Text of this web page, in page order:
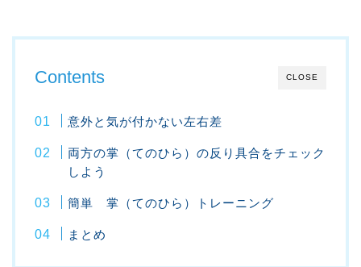
CLOSE
Contents
意外と気が付かない左右差
両方の掌（てのひら）の反り具合をチェック
しよう
簡単 掌（てのひら）トレーニング
まとめ